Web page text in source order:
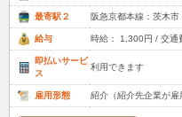
最寄駅２ 阪急京都本線：茨木
給与 時給： 1,300円 / 交通
即払いサービ
ス
利用できます
雇用形態 紹介（紹介先企業が雇